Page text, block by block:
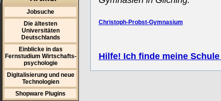
Jobsuche
Die ältesten
Universitäten
Deutschlands
Einblicke in das
Fernstudium Wirtschafts-
psychologie
Digitalisierung und neue
Technologien
Shopware Plugins
Christoph-Probst-Gymnasium
Hilfe! Ich finde meine